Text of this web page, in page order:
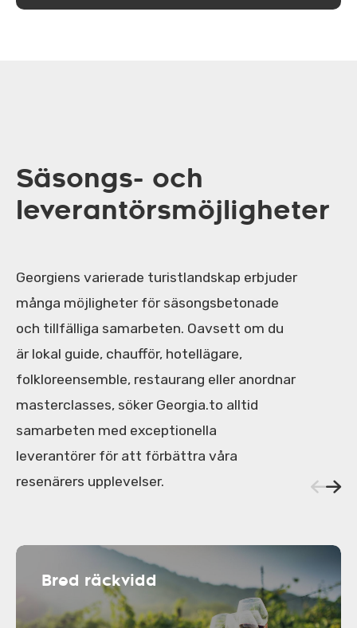
Säsongs- och
leverantörsmöjligheter
Georgiens varierade turistlandskap erbjuder
många möjligheter för säsongsbetonade
och tillfälliga samarbeten. Oavsett om du
är lokal guide, chaufför, hotellägare,
folkloreensemble, restaurang eller anordnar
masterclasses, söker Georgia.to alltid
samarbeten med exceptionella
leverantörer för att förbättra våra
resenärers upplevelser.
Bred räckvidd